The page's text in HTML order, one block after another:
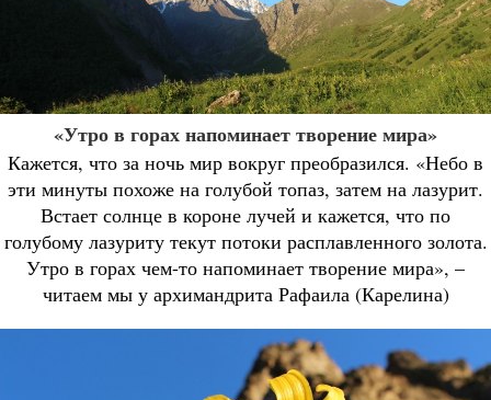
«Утро в горах напоминает творение мира»
Кажется, что за ночь мир вокруг преобразился. «Небо в
эти минуты похоже на голубой топаз, затем на лазурит.
Встает солнце в короне лучей и кажется, что по
голубому лазуриту текут потоки расплавленного золота.
Утро в горах чем-то напоминает творение мира», –
читаем мы у архимандрита Рафаила (Карелина)